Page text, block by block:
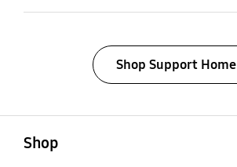
Shop Support Home
Shop